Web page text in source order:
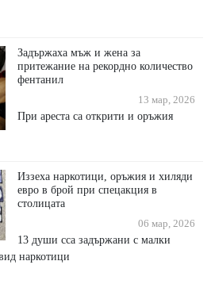
Задържаха мъж и жена за
притежание на рекордно количество
фентанил
13 мар, 2026
При ареста са открити и оръжия
Иззеха наркотици, оръжия и хиляди
евро в брой при спецакция в
столицата
06 мар, 2026
13 души сса задържани с малки
наркотици